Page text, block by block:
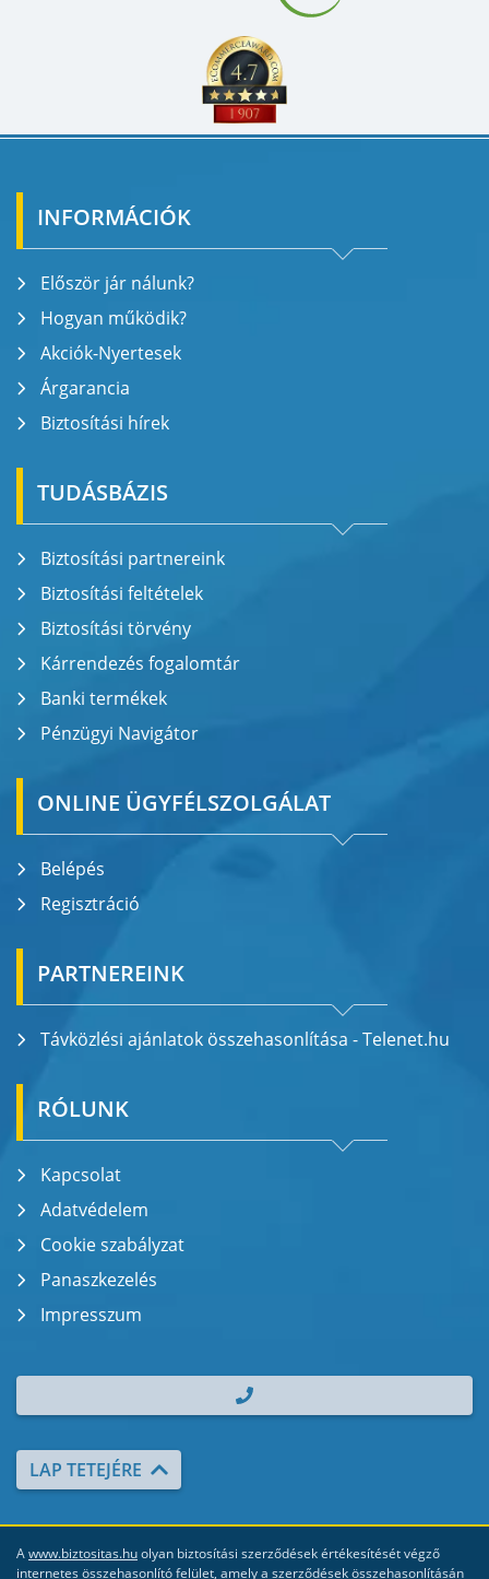
INFORMÁCIÓK
Először jár nálunk?
Hogyan működik?
Akciók-Nyertesek
Árgarancia
Biztosítási hírek
TUDÁSBÁZIS
Biztosítási partnereink
Biztosítási feltételek
Biztosítási törvény
Kárrendezés fogalomtár
Banki termékek
Pénzügyi Navigátor
ONLINE ÜGYFÉLSZOLGÁLAT
Belépés
Regisztráció
PARTNEREINK
Távközlési ajánlatok összehasonlítása - Telenet.hu
RÓLUNK
Kapcsolat
Adatvédelem
Cookie szabályzat
Panaszkezelés
Impresszum
| TEL.: +36 70 700 2000
LAP TETEJÉRE
Awww.biztositas.huolyan biztosítási szerződések értékesítését végző
internetes összehasonlító felület, amely a szerződések összehasonlításán